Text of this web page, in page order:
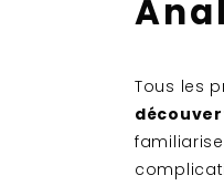
Tous les